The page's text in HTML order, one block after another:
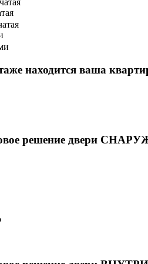
находится ваша
решение двери